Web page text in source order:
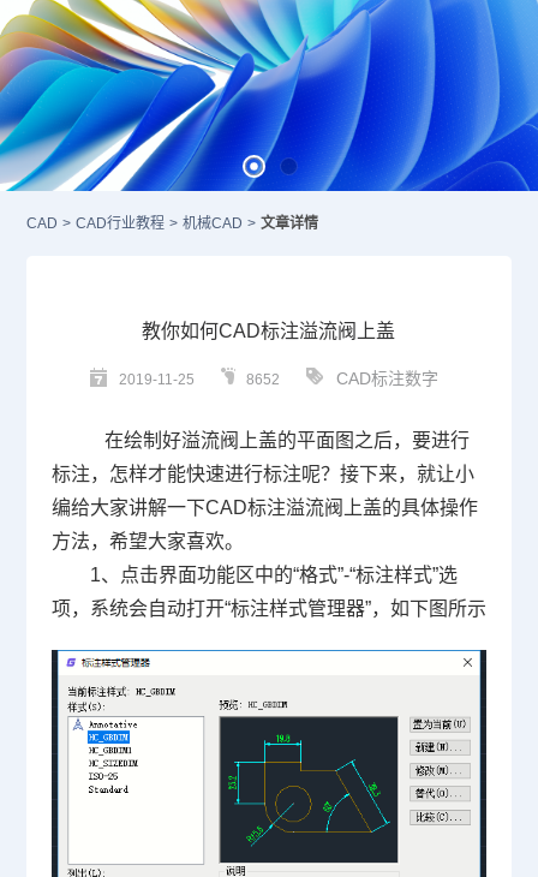
CAD > CAD行业教程 > 机械CAD > 文章详情
教你如何CAD标注溢流阀上盖
2019-11-25 8652 CAD标注数字
在绘制好溢流阀上盖的平面图之后，要进行
标注，怎样才能快速进行标注呢？接下来，就让小
编给大家讲解一下CAD标注溢流阀上盖的具体操作
方法，希望大家喜欢。
1、点击界面功能区中的“格式”-“标注样式”选
项，系统会自动打开“标注样式管理器”，如下图所示